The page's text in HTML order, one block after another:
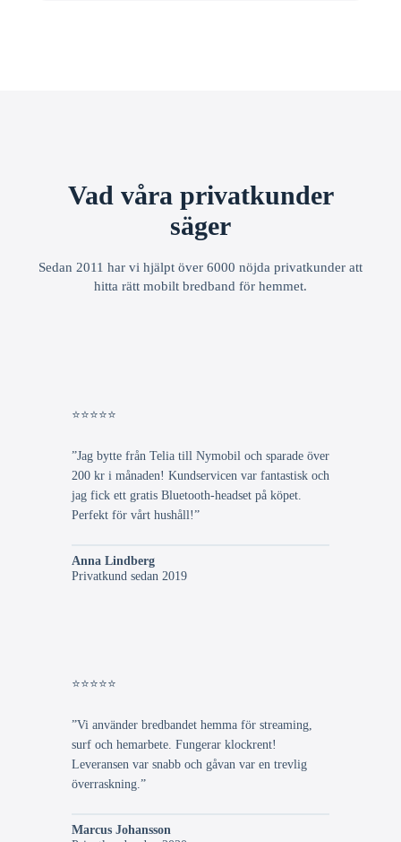
Vad våra privatkunder
säger
Sedan 2011 har vi hjälpt över 6000 nöjda privatkunder att
hitta rätt mobilt bredband för hemmet.
⭐⭐⭐⭐⭐
”Jag bytte från Telia till Nymobil och sparade över
200 kr i månaden! Kundservicen var fantastisk och
jag fick ett gratis Bluetooth-headset på köpet.
Perfekt för vårt hushåll!”
Anna Lindberg
Privatkund sedan 2019
⭐⭐⭐⭐⭐
”Vi använder bredbandet hemma för streaming,
surf och hemarbete. Fungerar klockrent!
Leveransen var snabb och gåvan var en trevlig
överraskning.”
Marcus Johansson